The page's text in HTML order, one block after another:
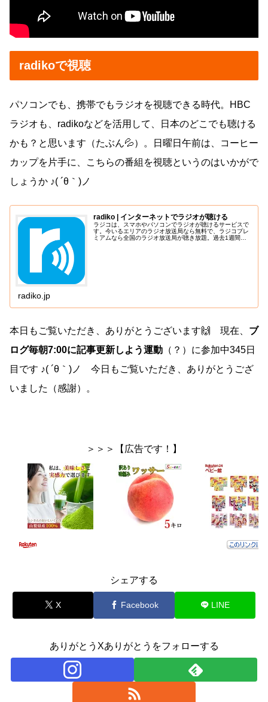
radikoで視聴
パソコンでも、携帯でもラジオを視聴できる時代。HBC
ラジオも、radikoなどを活用して、日本のどこでも聴ける
かも？と思います（たぶん💦）。日曜日午前は、コーヒー
カップを片手に、こちらの番組を視聴というのはいかがで
しょうか ♪( ´θ｀)ノ
radiko | インターネットでラジオが聴ける
ラジコは、スマホやパソコンでラジオが聴けるサービスで
す。今いるエリアのラジオ放送局なら無料で、ラジコプレ
ミアムなら全国のラジオ放送局が聴き放題。過去1週間以
radiko.jp
本日もご覧いただき、ありがとうございます🙌 現在、 ブ
ログ毎朝7:00に記事更新しよう運動 （？）に参加中345日
目です ♪( ´θ｀)ノ 今日もご覧いただき、ありがとうござ
いました（感謝）。
＞＞＞【広告です！】
シェアする
X Facebook LINE
ありがとうXありがとうをフォローする